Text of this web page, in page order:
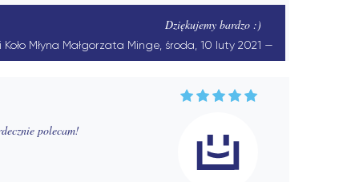
Dziękujemy bardzo :)
Młyna Małgorzata Minge, środa, 10 luty 2021
polecam!